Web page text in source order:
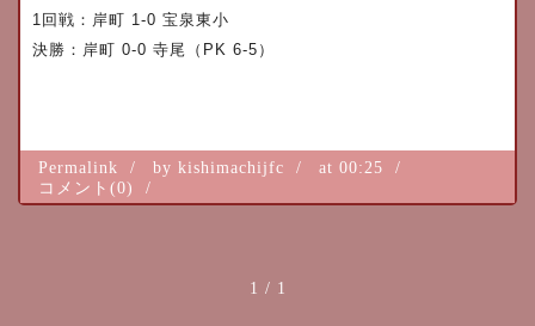
1 回戦：岸町 1-0 宝泉東小
決勝：岸町 0-0 寺尾（ PK 6-5 ）
Permalink by kishimachijfc
at 00:25
コメント(0)
1 / 1